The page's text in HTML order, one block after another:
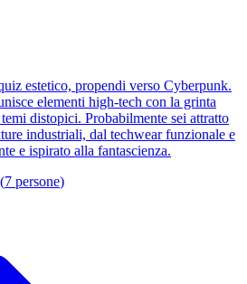
estetico, propendi verso Cyberpunk.
elementi high-tech con la grinta
distopici. Probabilmente sei attratto
industriali, dal techwear funzionale e
e ispirato alla fantascienza.
(7 persone)